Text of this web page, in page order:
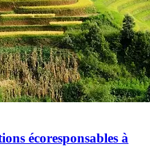
écoresponsables à